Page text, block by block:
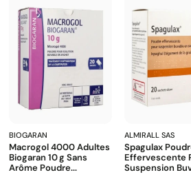
BIOGARAN
Macrogol 4000 Adultes
Biogaran 10 G Sans
Arôme Poudre...
ALMIRALL SAS
Spagulax
Effervescente
Suspension